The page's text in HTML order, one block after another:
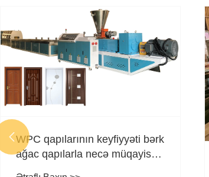
WPC qapılarının keyfiyyəti bərk
ağac qapılarla necə müqayisə
